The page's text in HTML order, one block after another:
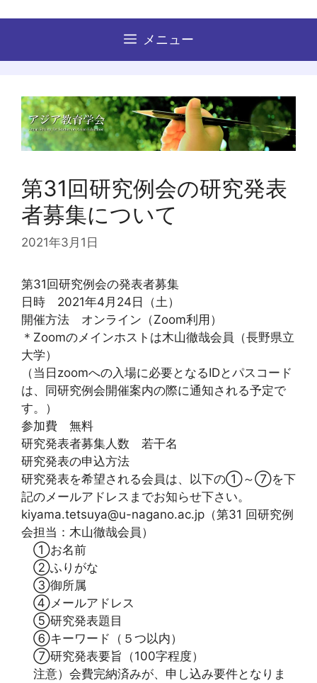
ン
メニュー
第31回研究例会の研究発表
者募集について
2021年3月1日
第31回研究例会の発表者募集
日時 2021年4月24日（土）
開催方法 オンライン（Zoom利用）
＊Zoomのメインホストは木山徹哉会員（長野県立
大学）
（当日zoomへの入場に必要となるIDとパスコード
は、同研究例会開催案内の際に通知される予定で
す。）
参加費 無料
研究発表者募集人数 若干名
研究発表の申込方法
研究発表を希望される会員は、以下の①～⑦を下
記のメールアドレスまでお知らせ下さい。
kiyama.tetsuya@u-nagano.ac.jp（第31 回研究例
会担当：木山徹哉会員）
①お名前
②ふりがな
③御所属
④メールアドレス
⑤研究発表題目
⑥キーワード（５つ以内）
⑦研究発表要旨（100字程度）
注意）会費完納済みが、申し込み要件となりま